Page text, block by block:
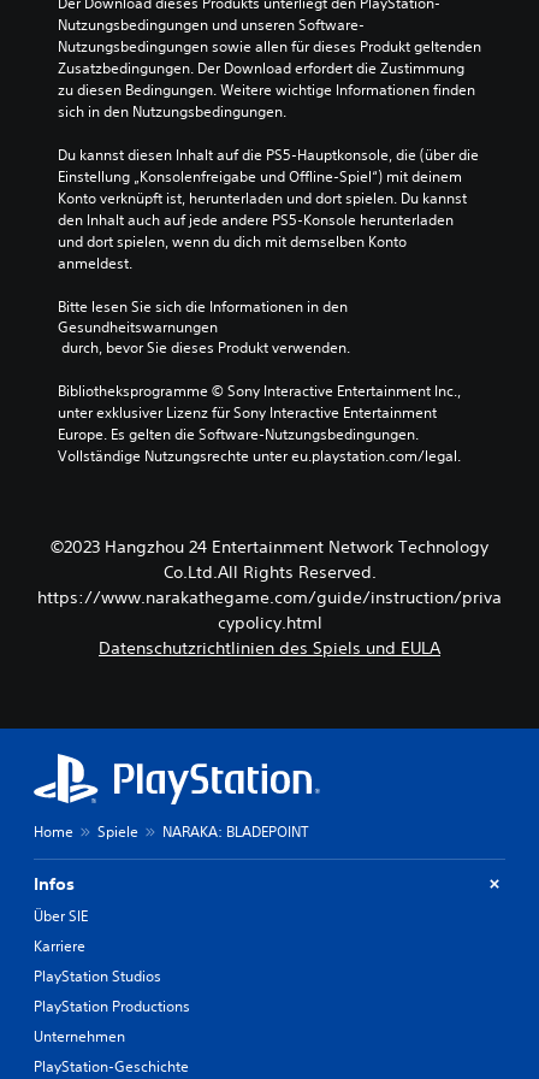
Nutzungsbedingungen und unseren Software-
Nutzungsbedingungen sowie allen für dieses Produkt geltenden
Zusatzbedingungen. Der Download erfordert die Zustimmung
zu diesen Bedingungen. Weitere wichtige Informationen finden
sich in den Nutzungsbedingungen.
Du kannst diesen Inhalt auf die PS5-Hauptkonsole, die (über die
Einstellung „Konsolenfreigabe und Offline-Spiel“) mit deinem
Konto verknüpft ist, herunterladen und dort spielen. Du kannst
den Inhalt auch auf jede andere PS5-Konsole herunterladen
und dort spielen, wenn du dich mit demselben Konto
anmeldest.
Bitte lesen Sie sich die Informationen in den
Gesundheitswarnungen
durch, bevor Sie dieses Produkt verwenden.
Bibliotheksprogramme © Sony Interactive Entertainment Inc.,
unter exklusiver Lizenz für Sony Interactive Entertainment
Europe. Es gelten die Software-Nutzungsbedingungen.
Vollständige Nutzungsrechte unter eu.playstation.com/legal.
©2023 Hangzhou 24 Entertainment Network Technology
Co.Ltd.All Rights Reserved.
https://www.narakathegame.com/guide/instruction/priva
cypolicy.html
Datenschutzrichtlinien des Spiels und EULA
Home Spiele NARAKA: BLADEPOINT
Infos
Über SIE
Karriere
PlayStation Studios
PlayStation Productions
Unternehmen
PlayStation-Geschichte